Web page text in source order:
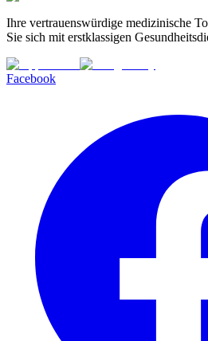
Ihre vertrauenswürdige medizinische
Sie sich mit erstklassigen
Facebook